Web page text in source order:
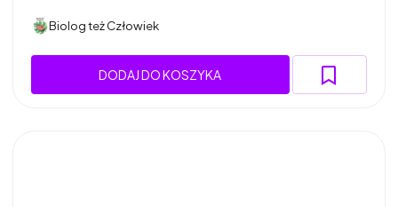
Biolog też Człowiek
DODAJ DO KOSZYKA